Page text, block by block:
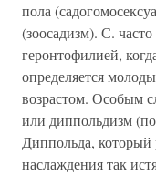
пола
(зоосадизм). С.
геронтофилией,
определяется
возрастом. Особым
или диппольдизм
Диппольда, который
наслаждения так